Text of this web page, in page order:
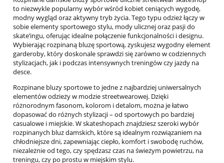
to niezwykle popularny wybór wśród kobiet ceniących wygodę,
modny wygląd oraz aktywny tryb życia. Tego typu odzież łączy w
sobie elementy sportowego stylu, mody ulicznej oraz pasji do
skate’ingu, oferując idealne połączenie funkcjonalności i designu.
Wybierając rozpinaną bluzę sportową, zyskujesz wygodny element
garderoby, który doskonale sprawdzi się zarówno w codziennych
stylizacjach, jak i podczas intensywnych treningów czy jazdy na
desce.
Rozpinane bluzy sportowe to jedne z najbardziej uniwersalnych
elementów odzieży w modzie streetwearowej. Dzięki
różnorodnym fasonom, kolorom i detalom, można je łatwo
dopasować do różnych stylizacji – od sportowych po bardziej
casualowe i miejskie. W skateshopach znajdziesz szeroki wybór
rozpinanych bluz damskich, które są idealnym rozwiązaniem na
chłodniejsze dni, zapewniając ciepło, komfort i swobodę ruchów,
niezależnie od tego, czy spędzasz czas na świeżym powietrzu, na
treningu, czy po prostu w miejskim stylu.